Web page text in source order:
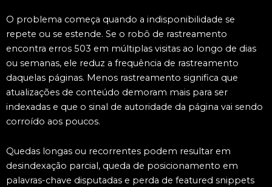
O problema começa quando a indisponibilidade se
repete ou se estende. Se o robô de rastreamento
encontra erros 503 em múltiplas visitas ao longo de dias
ou semanas, ele reduz a frequência de rastreamento
daquelas páginas. Menos rastreamento significa que
atualizações de conteúdo demoram mais para ser
indexadas e que o sinal de autoridade da página vai sendo
corroído aos poucos.
Quedas longas ou recorrentes podem resultar em
desindexação parcial, queda de posicionamento em
palavras-chave disputadas e perda de featured snippets